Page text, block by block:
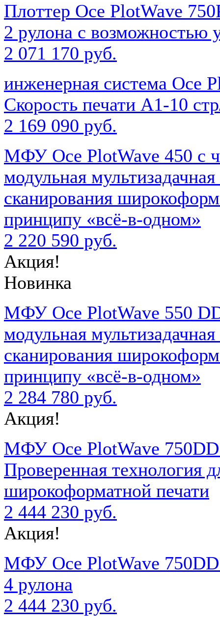
Плоттер Oce PlotWave
2 рулона с возможностью
2 071 170 руб.
инженерная система Oce
Скорость печати A1-10
2 169 090 руб.
МФУ Oce PlotWave 450 с
модульная
сканирования
принципу «всё-в-одном»
2 220 590 руб.
Акция!
Новинка
МФУ Oce PlotWave 550
модульная
сканирования
принципу «всё-в-одном»
2 284 780 руб.
Акция!
МФУ Oce PlotWave
Проверенная технология
широкоформатной печати
2 444 230 руб.
Акция!
МФУ Oce PlotWave
4 рулона
2 444 230 руб.